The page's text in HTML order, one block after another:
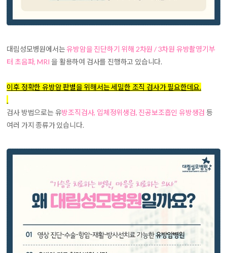
대림성모병원에서는유방암을 진단하기 위해 2차원 / 3차원 유방촬영기부
터 초음파, MRI을 활용하여 검사를 진행하고 있습니다.
이후 정확한 유방암 판별을 위해서는 세밀한 조직 검사가 필요한데요.
검사 방법으로는 유방조직검사, 입체정위생검, 진공보조흡인 유방생검등
여러 가지 종류가 있습니다.